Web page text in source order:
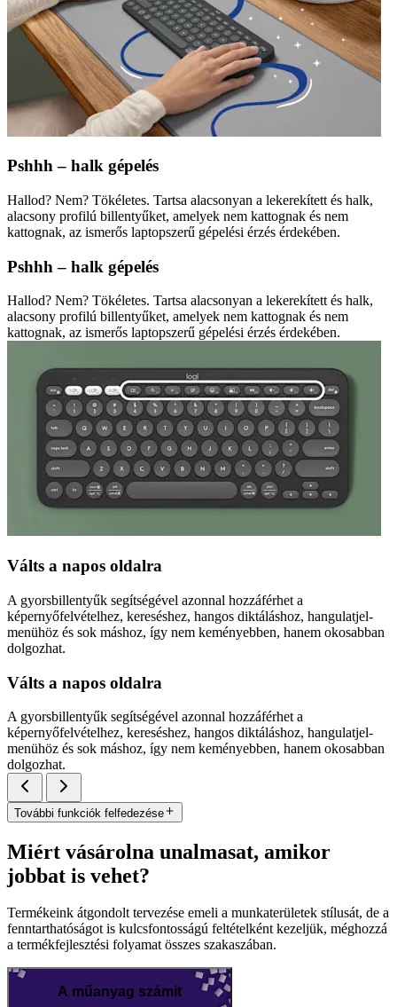
Pshhh – halk gépelés
Hallod? Nem? Tökéletes. Tartsa alacsonyan a lekerekített és halk,
alacsony profilú billentyűket, amelyek nem kattognak és nem
kattognak, az ismerős laptopszerű gépelési érzés érdekében.
Pshhh – halk gépelés
Hallod? Nem? Tökéletes. Tartsa alacsonyan a lekerekített és halk,
alacsony profilú billentyűket, amelyek nem kattognak és nem
kattognak, az ismerős laptopszerű gépelési érzés érdekében.
Válts a napos oldalra
A gyorsbillentyűk segítségével azonnal hozzáférhet a
képernyőfelvételhez, kereséshez, hangos diktáláshoz, hangulatjel-
menühöz és sok máshoz, így nem keményebben, hanem okosabban
dolgozhat.
Válts a napos oldalra
A gyorsbillentyűk segítségével azonnal hozzáférhet a
képernyőfelvételhez, kereséshez, hangos diktáláshoz, hangulatjel-
menühöz és sok máshoz, így nem keményebben, hanem okosabban
dolgozhat.
További funkciók felfedezése
Miért vásárolna unalmasat, amikor
jobbat is vehet?
Termékeink átgondolt tervezése emeli a munkaterületek stílusát, de a
fenntarthatóságot is kulcsfontosságú feltételként kezeljük, méghozzá
a termékfejlesztési folyamat összes szakaszában.
A műanyag számít